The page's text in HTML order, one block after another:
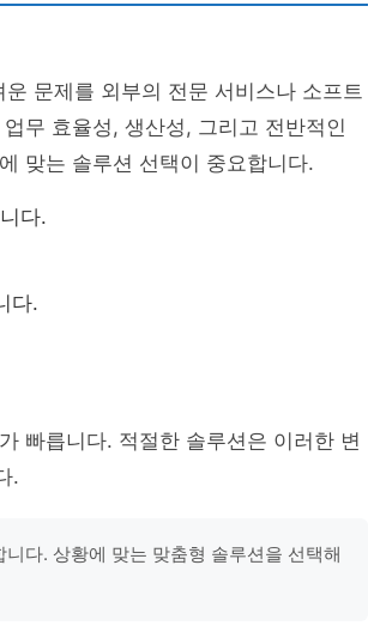
문제를 외부의 전문 서비스나 소프트
무 효율성, 생산성, 그리고 전반적인
맞는 솔루션 선택이 중요합니다.
다.
다.
빠릅니다. 적절한 솔루션은 이러한 변
.
다. 상황에 맞는 맞춤형 솔루션을 선택해